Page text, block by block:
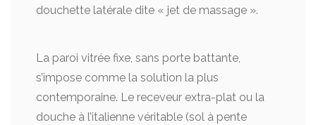
douchette latérale dite « jet de massage ».
La paroi vitrée fixe, sans porte battante,
s’impose comme la solution la plus
contemporaine. Le receveur extra-plat ou la
douche à l’italienne véritable (sol à pente